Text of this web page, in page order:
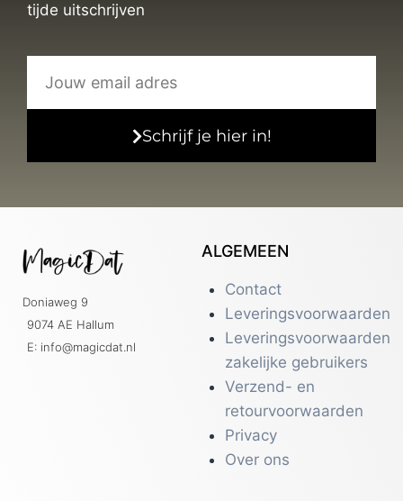
tijde uitschrijven
Schrijf je hier in!
Doniaweg 9
9074 AE Hallum
E: info@magicdat.nl
ALGEMEEN
Contact
Leveringsvoorwaarden
Leveringsvoorwaarden
zakelijke gebruikers
Verzend- en
retourvoorwaarden
Privacy
Over ons